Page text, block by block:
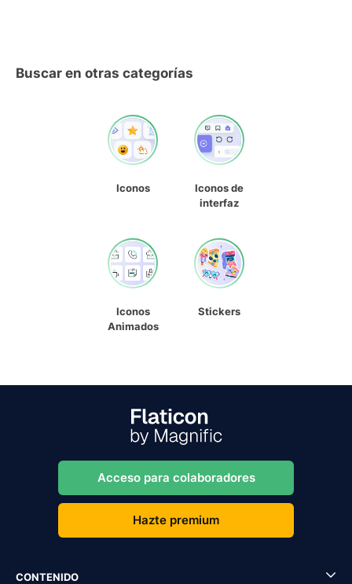
Buscar en otras categorías
Iconos
Iconos de
interfaz
Iconos
Animados
Stickers
Acceso para colaboradores
Hazte premium
CONTENIDO